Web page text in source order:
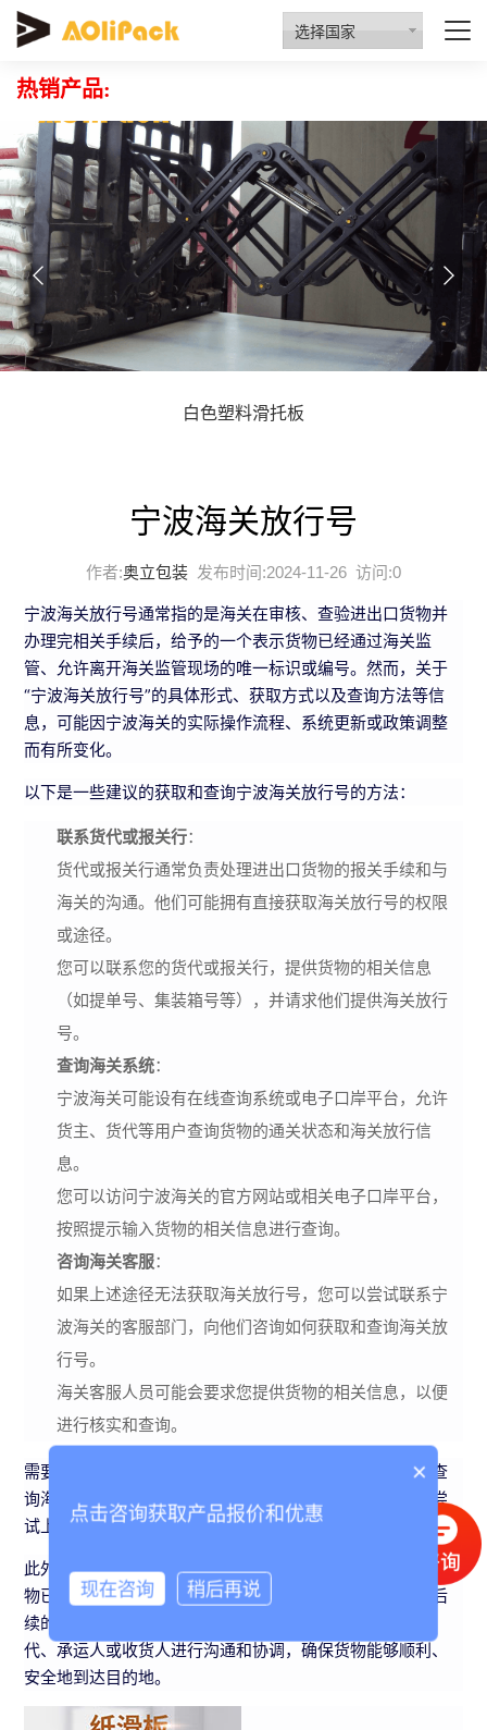
选择国家
质量检验 资质认证 行业动态 招商代理
热销产品:
白色塑料滑托板
宁波海关放行号
作者:奥立包装 发布时间:2024-11-26 访问:0
宁波海关放行号通常指的是海关在审核、查验进出口货物并
办理完相关手续后，给予的一个表示货物已经通过海关监
管、允许离开海关监管现场的唯一标识或编号。然而，关于
“宁波海关放行号”的具体形式、获取方式以及查询方法等信
息，可能因宁波海关的实际操作流程、系统更新或政策调整
而有所变化。
以下是一些建议的获取和查询宁波海关放行号的方法：
联系货代或报关行：
货代或报关行通常负责处理进出口货物的报关手续和与
海关的沟通。他们可能拥有直接获取海关放行号的权限
或途径。
您可以联系您的货代或报关行，提供货物的相关信息
（如提单号、集装箱号等），并请求他们提供海关放行
号。
查询海关系统：
宁波海关可能设有在线查询系统或电子口岸平台，允许
货主、货代等用户查询货物的通关状态和海关放行信
息。
您可以访问宁波海关的官方网站或相关电子口岸平台，
按照提示输入货物的相关信息进行查询。
咨询海关客服：
如果上述途径无法获取海关放行号，您可以尝试联系宁
波海关的客服部门，向他们咨询如何获取和查询海关放
行号。
海关客服人员可能会要求您提供货物的相关信息，以便
进行核实和查询。
需要注意的是，由于海关系统的复杂性和敏感性，获取和查
询海关放行号可能需要一定的权限和身份验证。因此，在尝
试上述方法时，请确保您已经获得了必要的授权和许可。
此外，海关放行号并不等同于货物的最终交付凭证。即使货
物已经获得海关放行，仍然需要按照相关规定和流程进行后
续的运输和交付操作。因此，在货物通关后，请及时与货
代、承运人或收货人进行沟通和协调，确保货物能够顺利、
安全地到达目的地。
×
点击咨询获取产品报价和优惠
现在咨询 稍后再说